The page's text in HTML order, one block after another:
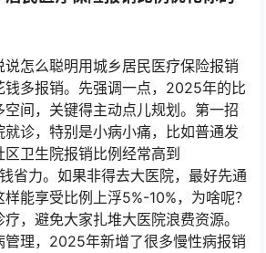
怎么聪明用城乡居民医疗保险报销
钱多报销。先强调一点，2025年的比
间，关键得主动点儿规划。第一招
诊，特别是小病小痛，比如普通发
卫生院报销比例经常高到
省力。如果非得去大医院，最好先通
能享受比例上浮5%-10%，为啥呢？
，避免大家扎堆大医院浪费资源。
管理，2025年新增了很多慢性病报销